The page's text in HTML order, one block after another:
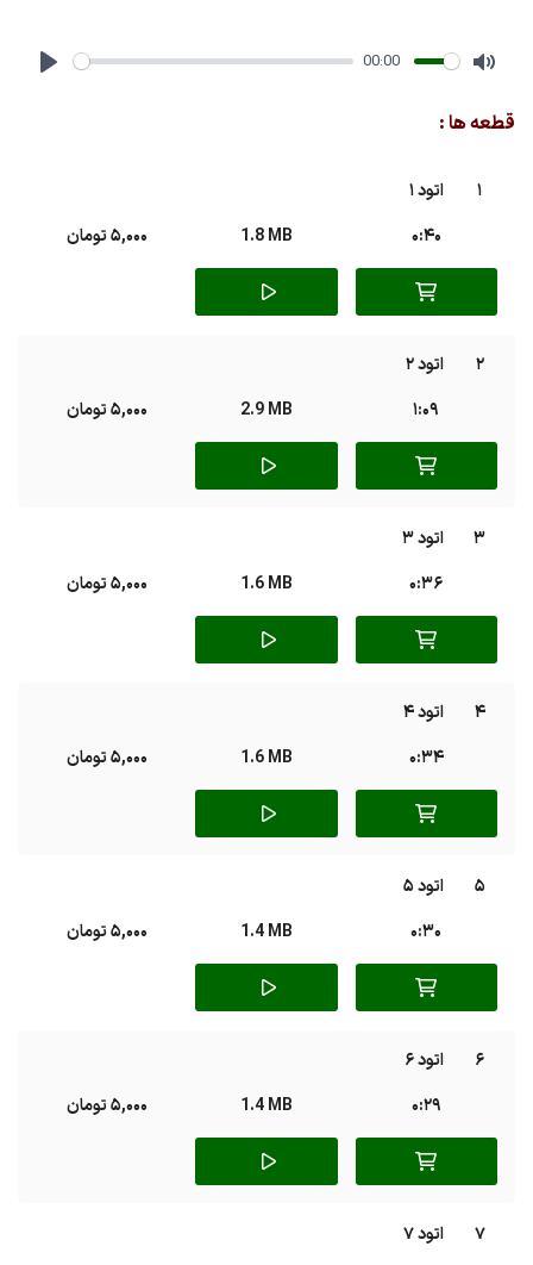
00:00
قطعه ها :
1
اتود ۱
0:40
1.8 MB 5,000 تومان
2
اتود ۲
1:09
2.9 MB 5,000 تومان
3
اتود ۳
0:36
1.6 MB 5,000 تومان
4
اتود ۴
0:34
1.6 MB 5,000 تومان
5
اتود ۵
0:30
1.4 MB 5,000 تومان
6
اتود ۶
0:29
1.4 MB 5,000 تومان
7
اتود 7